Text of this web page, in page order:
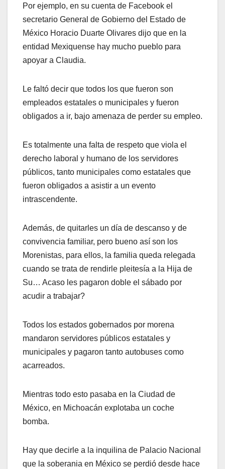
Por ejemplo, en su cuenta de Facebook el
secretario General de Gobierno del Estado de
México Horacio Duarte Olivares dijo que en la
entidad Mexiquense hay mucho pueblo para
apoyar a Claudia.
Le faltó decir que todos los que fueron son
empleados estatales o municipales y fueron
obligados a ir, bajo amenaza de perder su empleo.
Es totalmente una falta de respeto que viola el
derecho laboral y humano de los servidores
públicos, tanto municipales como estatales que
fueron obligados a asistir a un evento
intrascendente.
Además, de quitarles un día de descanso y de
convivencia familiar, pero bueno así son los
Morenistas, para ellos, la familia queda relegada
cuando se trata de rendirle pleitesía a la Hija de
Su… Acaso les pagaron doble el sábado por
acudir a trabajar?
Todos los estados gobernados por morena
mandaron servidores públicos estatales y
municipales y pagaron tanto autobuses como
acarreados.
Mientras todo esto pasaba en la Ciudad de
México, en Michoacán explotaba un coche
bomba.
Hay que decirle a la inquilina de Palacio Nacional
que la soberania en México se perdió desde hace